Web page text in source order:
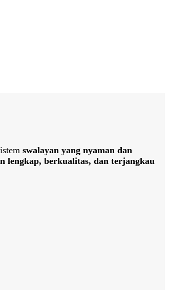
swalayan yang nyaman dan
lengkap, berkualitas, dan terjangkau